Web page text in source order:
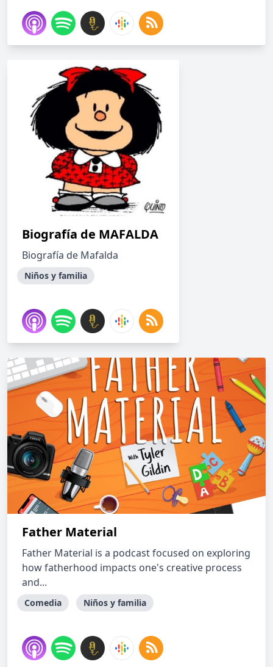
Biografía de MAFALDA
Biografía de Mafalda
Niños y familia
Father Material
Father Material is a podcast focused on exploring
how fatherhood impacts one's creative process
and...
Comedia Niños y familia